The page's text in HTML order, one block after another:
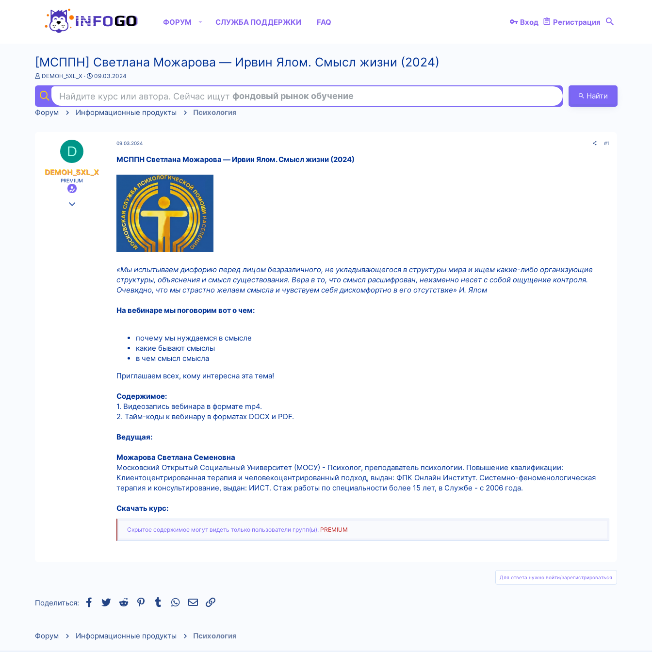
ФОРУМ СЛУЖБА ПОДДЕРЖКИ FAQ Вход Регистрация
[МСППН] Светлана Можарова ― Ирвин Ялом. Смысл жизни (2024)
А
т
о
р
т
DEMOH_5XL_X
Д
а
н
а
09.03.2024
Найдите курс или автора. Сейчас ищут фондовый рынок обучение
Найти
Форум
Информационные продукты Психология
D
DEMOH_5XL_X
PREMIUM
09.03.2024 #1
МСППН Светлана Можарова ― Ирвин Ялом. Смысл жизни (2024)
«Мы испытываем дисфорию перед лицом безразличного, не укладывающегося в структуры мира и ищем какие-либо организующие
структуры, объяснения и смысл существования. Вера в то, что смысл расшифрован, неизменно несет с собой ощущение контроля.
Очевидно, что мы страстно желаем смысла и чувствуем себя дискомфортно в его отсутствие» И. Ялом
На вебинаре мы поговорим вот о чем:
почему мы нуждаемся в смысле
какие бывают смыслы
в чем смысл смысла
Приглашаем всех, кому интересна эта тема!
Содержимое:
1. Видеозапись вебинара в формате mp4.
2. Тайм-коды к вебинару в форматах DOCX и PDF.
Ведущая:
Можарова Светлана Семеновна
Московский Открытый Социальный Университет (МОСУ) - Психолог, преподаватель психологии. Повышение квалификации:
Клиентоцентрированная терапия и человекоцентрированный подход, выдан: ФПК Онлайн Институт. Системно-феноменологическая
терапия и консультирование, выдан: ИИСТ. Стаж работы по специальности более 15 лет, в Службе - с 2006 года.
Скачать курс:
Скрытое содержимое могут видеть только пользователи групп(ы): PREMIUM
Для ответа нужно войти/зарегистрироваться
Поделиться: Facebook
TwitterReddit Pinterest
TumblrWhatsAppЭлектронная почта
Ссылка
Форум Информационные продукты Психология